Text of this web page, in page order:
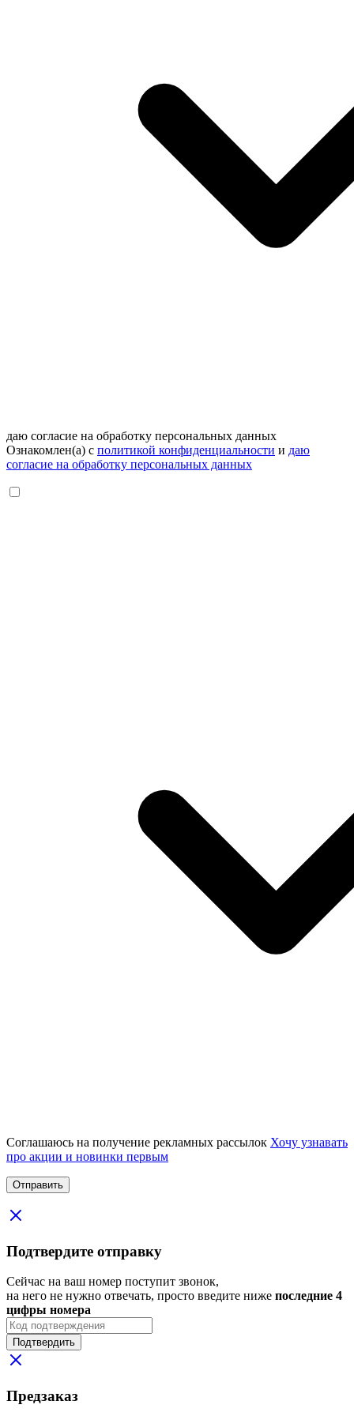
даю согласие на обработку персональных данных
Ознакомлен(а) с политикой конфиденциальности и даю
согласие на обработку персональных данных
Соглашаюсь на получение рекламных рассылок Хочу узнавать
про акции и новинки первым
Подтвердите отправку
Сейчас на ваш номер поступит звонок,
на него не нужно отвечать, просто введите ниже последние 4
цифры номера
Подтвердить
Предзаказ